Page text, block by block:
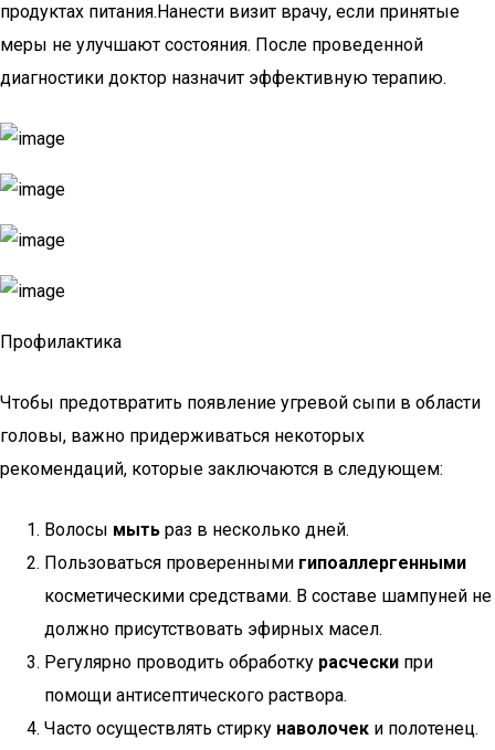
продуктах питания.Нанести визит врачу, если принятые
меры не улучшают состояния. После проведенной
диагностики доктор назначит эффективную терапию.
Профилактика
Чтобы предотвратить появление угревой сыпи в области
головы, важно придерживаться некоторых
рекомендаций, которые заключаются в следующем:
Волосы мыть раз в несколько дней.
Пользоваться проверенными гипоаллергенными
косметическими средствами. В составе шампуней не
должно присутствовать эфирных масел.
Регулярно проводить обработку расчески при
помощи антисептического раствора.
Часто осуществлять стирку наволочек и полотенец.